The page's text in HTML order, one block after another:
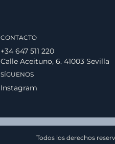
CONTACTO
+34 647 511 220
Calle Aceituno, 6. 41003 Sevilla
SÍGUENOS
Instagram
Todos los derechos